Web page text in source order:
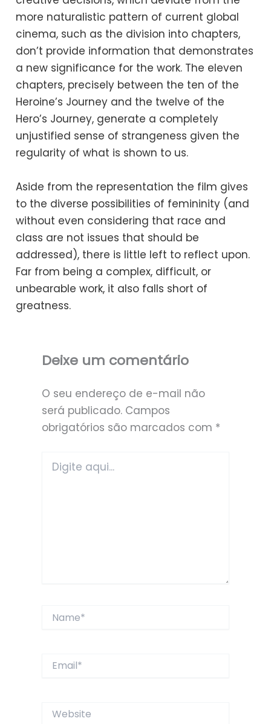
more naturalistic pattern of current global
cinema, such as the division into chapters,
don’t provide information that demonstrates
a new significance for the work. The eleven
chapters, precisely between the ten of the
Heroine’s Journey and the twelve of the
Hero’s Journey, generate a completely
unjustified sense of strangeness given the
regularity of what is shown to us.
Aside from the representation the film gives
to the diverse possibilities of femininity (and
without even considering that race and
class are not issues that should be
addressed), there is little left to reflect upon.
Far from being a complex, difficult, or
unbearable work, it also falls short of
greatness.
Deixe um comentário
O seu endereço de e-mail não
será publicado. Campos
obrigatórios são marcados com *
aqui...
Website